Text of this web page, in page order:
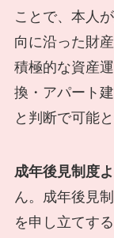
ことで、本人
向に沿った財
積極的な資産
換・アパート
と判断で可能
成年後見制度
ん。成年後見
を申し立てす